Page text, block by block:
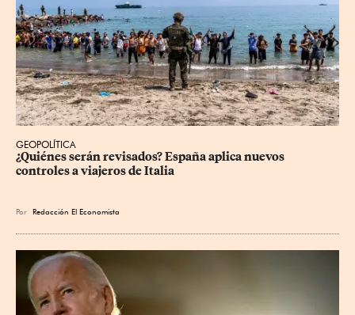
GEOPOLÍTICA
¿Quiénes serán revisados? España aplica nuevos
controles a viajeros de Italia
Por Redacción El Economista